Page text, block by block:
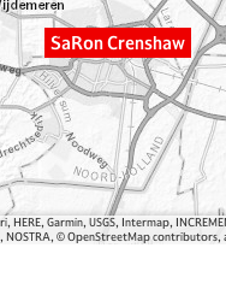
a
SaRon Crenshaw
HERE, Garmin, USGS, Intermap,
NOSTRA, © OpenStreetMap contributors,